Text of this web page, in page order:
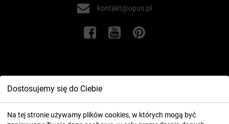
Dostosujemy się do Ciebie
Na tej stronie używamy plików cookies, w których mogą być
kontakt@opus.pl
Informacje
Twoje konto